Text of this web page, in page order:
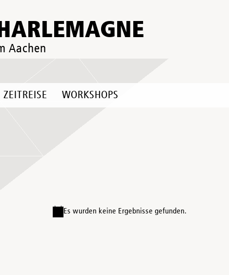
Aachen
ZEITREISE WORKSHOPS
Hinweis
Es wurden keine Ergebnisse gefunden.